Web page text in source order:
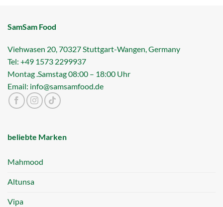
SamSam Food
Viehwasen 20, 70327 Stuttgart-Wangen, Germany
Tel: +49 1573 2299937
Montag .Samstag 08:00 – 18:00 Uhr
Email: info@samsamfood.de
beliebte Marken
Mahmood
Altunsa
Vipa